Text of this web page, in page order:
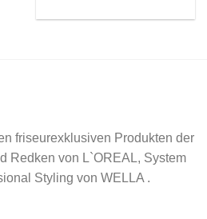
friseurexklusiven Produkten der
Redken von L`OREAL, System
Styling von WELLA .